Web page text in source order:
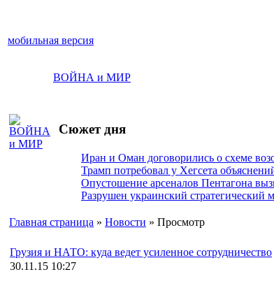
мобильная версия
ВОЙНА и МИР
Сюжет дня
Иран и Оман договорились о схеме
Трамп потребовал у Хегсета
Опустошение арсеналов Пентагона
Разрушен украинский стратегический
Главная страница » Новости » Просмотр
Грузия и НАТО: куда ведет усиленное сотрудничество
30.11.15 10:27